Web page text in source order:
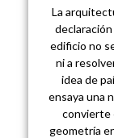
La
edificio no
ni a
idea de
ensaya una
convierte
geometría